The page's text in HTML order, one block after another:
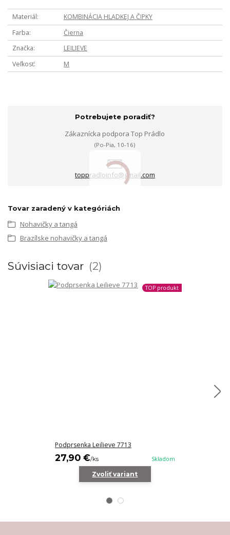
Materiál
KOMBINÁCIA HLADKEJ A ČIPKY
Farba
Čierna
Značka
LEILIEVE
Veľkosť
M
Potrebujete poradiť?
Zákaznícka podpora Top Prádlo
(Po-Pia, 10-16)
toppradloinfo@gmail.com
Tovar zaradený v kategóriách
Nohavičky a tangá
Brazílske nohavičky a tangá
Súvisiaci tovar 2
TOP produkt
Podprsenka Leilieve 7713
27,90 €/ks Skladom
Zvoliť variant